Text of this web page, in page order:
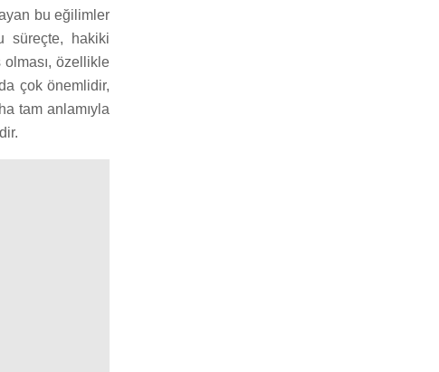
bu eğilimler
süreçte, hakiki
olması, özellikle
çok önemlidir,
tam anlamıyla